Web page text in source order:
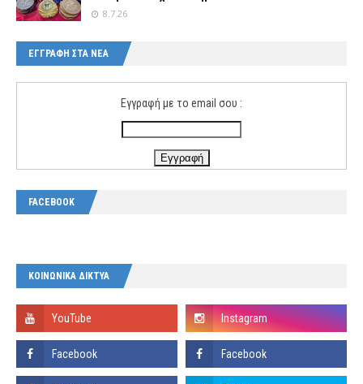
8.7.26
ΕΓΓΡΑΦΗ ΣΤΑ ΝΕΑ
Εγγραφή με το email σου :
FACEBOOK
ΚΟΙΝΩΝΙΚΑ ΔΙΚΤΥΑ